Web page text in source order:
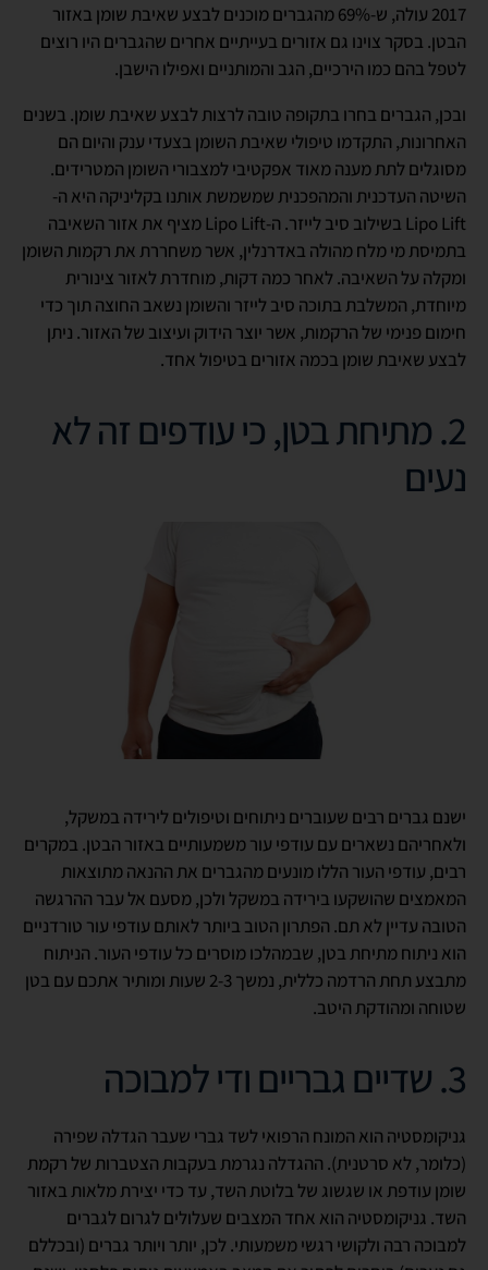
2017 עולה, ש-69% מהגברים מוכנים לבצע שאיבת שומן באזור
הבטן. בסקר צוינו גם אזורים בעייתיים אחרים שהגברים היו רוצים
לטפל בהם כמו הירכיים, הגב והמותניים ואפילו הישבן.
ובכן, הגברים בחרו בתקופה טובה לרצות לבצע שאיבת שומן. בשנים
האחרונות, התקדמו טיפולי שאיבת השומן בצעדי ענק והיום הם
מסוגלים לתת מענה מאוד אפקטיבי למצבורי השומן המטרידים.
השיטה העדכנית והמהפכנית שמשמשת אותנו בקליניקה היא ה-
Lipo Lift בשילוב סיב לייזר. ה-Lipo Lift מציף את אזור השאיבה
בתמיסת מי מלח מהולה באדרנלין, אשר משחררת את רקמות השומן
ומקלה על השאיבה. לאחר כמה דקות, מוחדרת לאזור צינורית
מיוחדת, המשלבת בתוכה סיב לייזר והשומן נשאב החוצה תוך כדי
חימום פנימי של הרקמות, אשר יוצר הידוק ועיצוב של האזור. ניתן
לבצע שאיבת שומן בכמה אזורים בטיפול אחד.
2. מתיחת בטן, כי עודפים זה לא
נעים
ישנם גברים רבים שעוברים ניתוחים וטיפולים לירידה במשקל,
ולאחריהם נשארים עם עודפי עור משמעותיים באזור הבטן. במקרים
רבים, עודפי העור הללו מונעים מהגברים את ההנאה מתוצאות
המאמצים שהושקעו בירידה במשקל ולכן, מסעם אל עבר ההרגשה
הטובה עדיין לא תם. הפתרון הטוב ביותר לאותם עודפי עור טורדניים
הוא ניתוח מתיחת בטן, שבמהלכו מוסרים כל עודפי העור. הניתוח
מתבצע תחת הרדמה כללית, נמשך 2-3 שעות ומותיר אתכם עם בטן
שטוחה ומהודקת היטב.
3. שדיים גבריים ודי למבוכה
גניקומסטיה הוא המונח הרפואי לשד גברי שעבר הגדלה שפירה
(כלומר, לא סרטנית). ההגדלה נגרמת בעקבות הצטברות של רקמת
שומן עודפת או שגשוג של בלוטת השד, עד כדי יצירת מלאות באזור
השד. גניקומסטיה הוא אחד המצבים שעלולים לגרום לגברים
למבוכה רבה ולקושי רגשי משמעותי. לכן, יותר ויותר גברים (ובכללם